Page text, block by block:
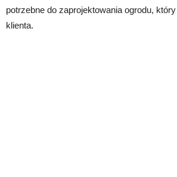
potrzebne do zaprojektowania ogrodu,
klienta.